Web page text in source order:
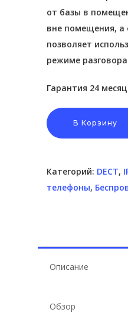
от базы в
вне помещения, а
позволяет
режиме
Гарантия 24
В Корзину
Категорий: DECT,
телефоны,
Описание
Обзор